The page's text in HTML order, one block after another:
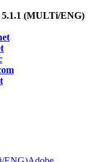
5.1.1 (MULTi/ENG)